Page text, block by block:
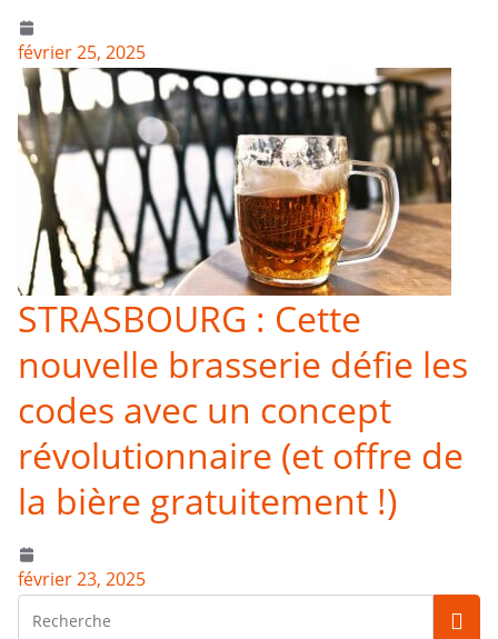
février 25, 2025
STRASBOURG : Cette
nouvelle brasserie défie les
codes avec un concept
révolutionnaire (et offre de
la bière gratuitement !)
février 23, 2025